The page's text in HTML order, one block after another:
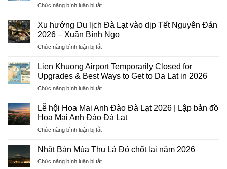
Chức năng bình luận bị tắtở
Vụ
Visa
Trọn
Gói
–
Hướng
Tourist:
Tín,
Chuyên
Đậu
Cao
Xu hướng Du lịch Đà Lạt vào dịp Tết Nguyên Đán
2026 – Xuân Bính Ngọ
Chức năng bình luận bị tắtở
hướng
Du
lịch
Đà
vào
dịp
Nguyên
2026
Lien Khuong Airport Temporarily Closed for
Upgrades & Best Ways to Get to Da Lat in 2026
Chức năng bình luận bị tắtở
Khuong
Airport
Temporarily
Closed
Upgrades
Best
Lễ hội Hoa Mai Anh Đào Đà Lạt 2026 | Lập bản đồ
Hoa Mai Anh Đào Đà Lạt
Chức năng bình luận bị tắtở
hội
Mai
Nhật Bản Mùa Thu Lá Đỏ chốt lại năm 2026
Chức năng bình luận bị tắtở